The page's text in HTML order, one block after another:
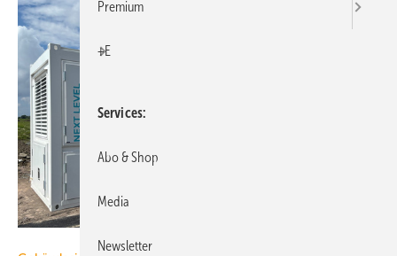
Premium
+E
Services
Abo & Shop
Media
Newsletter